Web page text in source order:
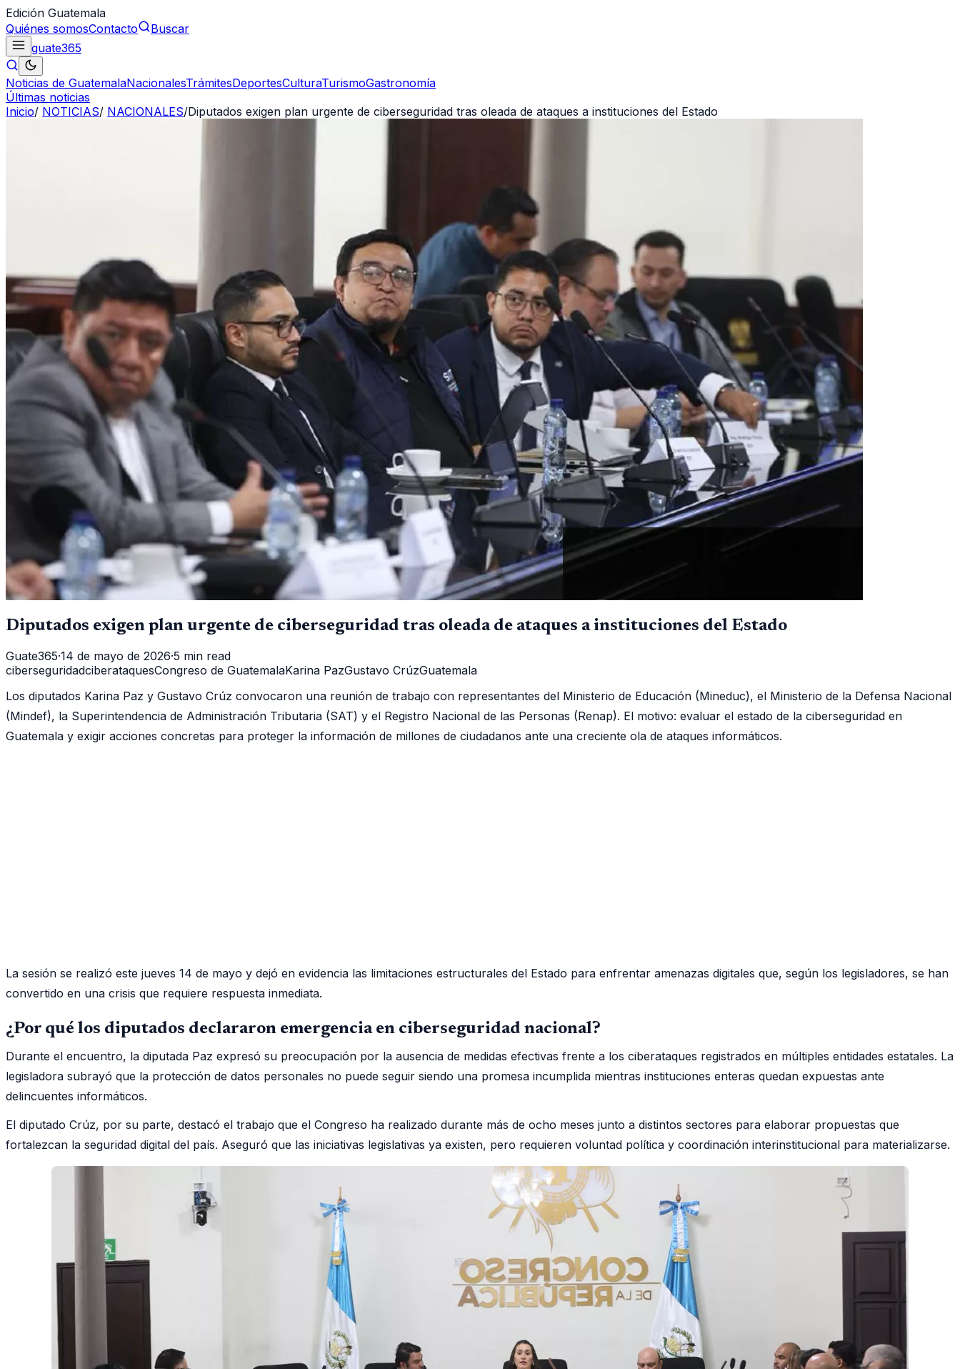
Edición Guatemala
Quiénes somosContacto
Buscar
guate365
Noticias de GuatemalaNacionalesTrámitesDeportesCulturaTurismoGastronomía
Últimas noticias
Inicio/ NOTICIAS/ NACIONALES/Diputados exigen plan urgente de ciberseguridad tras oleada de ataques a instituciones del Estado
Diputados exigen plan urgente de ciberseguridad tras oleada de ataques a instituciones del Estado
Guate365·14 de mayo de 2026·5 min read
ciberseguridadciberataquesCongreso de GuatemalaKarina PazGustavo CrúzGuatemala
Los diputados Karina Paz y Gustavo Crúz convocaron una reunión de trabajo con representantes del Ministerio de Educación (Mineduc), el Ministerio de la Defensa Nacional
(Mindef), la Superintendencia de Administración Tributaria (SAT) y el Registro Nacional de las Personas (Renap). El motivo: evaluar el estado de la ciberseguridad en
Guatemala y exigir acciones concretas para proteger la información de millones de ciudadanos ante una creciente ola de ataques informáticos.
La sesión se realizó este jueves 14 de mayo y dejó en evidencia las limitaciones estructurales del Estado para enfrentar amenazas digitales que, según los legisladores, se han
convertido en una crisis que requiere respuesta inmediata.
¿Por qué los diputados declararon emergencia en ciberseguridad nacional?
Durante el encuentro, la diputada Paz expresó su preocupación por la ausencia de medidas efectivas frente a los ciberataques registrados en múltiples entidades estatales. La
legisladora subrayó que la protección de datos personales no puede seguir siendo una promesa incumplida mientras instituciones enteras quedan expuestas ante
delincuentes informáticos.
El diputado Crúz, por su parte, destacó el trabajo que el Congreso ha realizado durante más de ocho meses junto a distintos sectores para elaborar propuestas que
fortalezcan la seguridad digital del país. Aseguró que las iniciativas legislativas ya existen, pero requieren voluntad política y coordinación interinstitucional para materializarse.